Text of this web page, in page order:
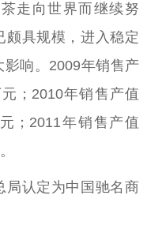
走向世界而继续努
颇具规模，进入稳定
响。2009年销售产
；2010年销售产值
；2011年销售产值
认定为中国驰名商